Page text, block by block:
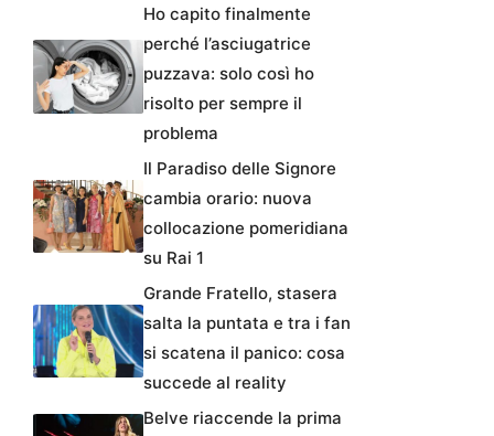
Ho capito finalmente
perché l’asciugatrice
puzzava: solo così ho
risolto per sempre il
problema
Il Paradiso delle Signore
cambia orario: nuova
collocazione pomeridiana
su Rai 1
Grande Fratello, stasera
salta la puntata e tra i fan
si scatena il panico: cosa
succede al reality
Belve riaccende la prima